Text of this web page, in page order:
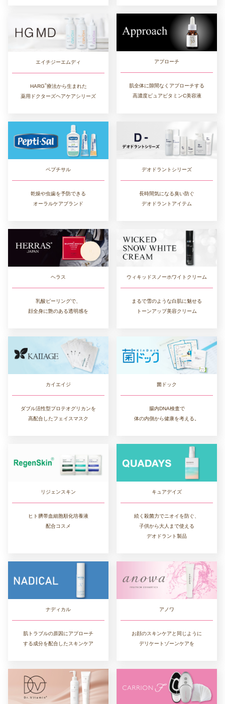
エイチジーエムディ
HARG®︎療法から生まれた
薬用ドクターズヘアケアシリーズ
アプローチ
肌全体に隙間なくアプローチする
高濃度ピュアビタミンC美容液
ペプチサル
乾燥や虫歯を予防できる
オーラルケアブランド
デオドラントシリーズ
長時間気になる臭い防ぐ
デオドラントアイテム
ヘラス
乳酸ピーリングで、
顔全身に艶のある透明感を
ウィキッドスノーホワイトクリーム
まるで雪のような白肌に魅せる
トーンアップ美容クリーム
カイエイジ
ダブル活性型プロテオグリカンを
高配合したフェイスマスク
菌ドック
腸内DNA検査で
体の内側から健康を考える。
リジェンスキン
ヒト臍帯血細胞順化培養液
配合コスメ
キュアデイズ
続く殺菌力でニオイを防ぐ、
子供から大人まで使える
デオドラント製品
ナディカル
肌トラブルの原因にアプローチ
する成分を配合したスキンケア
アノワ
お顔のスキンケアと同じように
デリケートゾーンケアを